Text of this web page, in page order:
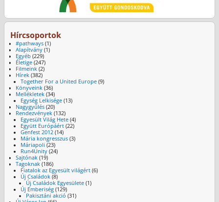
Hírcsoportok
#pathways(1)
Alapítvány(1)
Egyéb (229)
Életige(247)
Filmeink(2)
Hírek(382)
Together For a United Europe (9)
Könyveink(36)
Mellékletek(34)
Egység Lelkisége (13)
Nagygyűlés(20)
Rendezvények(132)
Egyesült Világ Hete (4)
Együtt Európáért (22)
Genfest 2012 (14)
Mária kongresszus (3)
Máriapoli (23)
Run4Unity (24)
Sajtónak(19)
Tagoknak(186)
Fiatalok az Egyesült világért (6)
Új Családok (8)
Új Családok Egyesülete(1)
Új Emberiség (129)
Pakisztáni akció (31)